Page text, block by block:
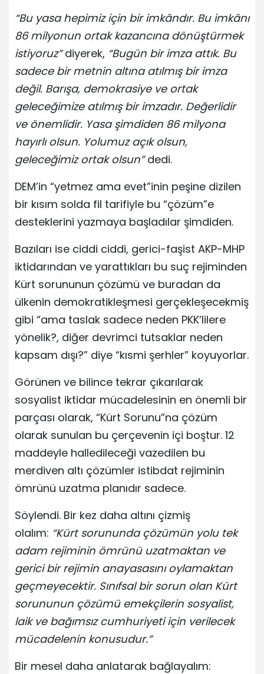
“Bu yasa hepimiz için bir imkândır. Bu imkânı
86 milyonun ortak kazancına dönüştürmek
istiyoruz”diyerek, “Bugün bir imza attık. Bu
sadece bir metnin altına atılmış bir imza
değil. Barışa, demokrasiye ve ortak
geleceğimize atılmış bir imzadır. Değerlidir
ve önemlidir. Yasa şimdiden 86 milyona
hayırlı olsun. Yolumuz açık olsun,
geleceğimiz ortak olsun”dedi.
DEM’in “yetmez ama evet”inin peşine dizilen
bir kısım solda fil tarifiyle bu “çözüm”e
desteklerini yazmaya başladılar şimdiden.
Bazıları ise ciddi ciddi, gerici-faşist AKP-MHP
iktidarından ve yarattıkları bu suç rejiminden
Kürt sorununun çözümü ve buradan da
ülkenin demokratikleşmesi gerçekleşecekmiş
gibi “ama taslak sadece neden PKK’lilere
yönelik?, diğer devrimci tutsaklar neden
kapsam dışı?” diye “kısmi şerhler” koyuyorlar.
Görünen ve bilince tekrar çıkarılarak
sosyalist iktidar mücadelesinin en önemli bir
parçası olarak, “Kürt Sorunu”na çözüm
olarak sunulan bu çerçevenin içi boştur. 12
maddeyle halledileceği vazedilen bu
merdiven altı çözümler istibdat rejiminin
ömrünü uzatma planıdır sadece.
Söylendi. Bir kez daha altını çizmiş
olalım: “Kürt sorununda çözümün yolu tek
adam rejiminin ömrünü uzatmaktan ve
gerici bir rejimin anayasasını oylamaktan
geçmeyecektir. Sınıfsal bir sorun olan Kürt
sorununun çözümü emekçilerin sosyalist,
laik ve bağımsız cumhuriyeti için verilecek
mücadelenin konusudur.”
Bir mesel daha anlatarak bağlayalım: